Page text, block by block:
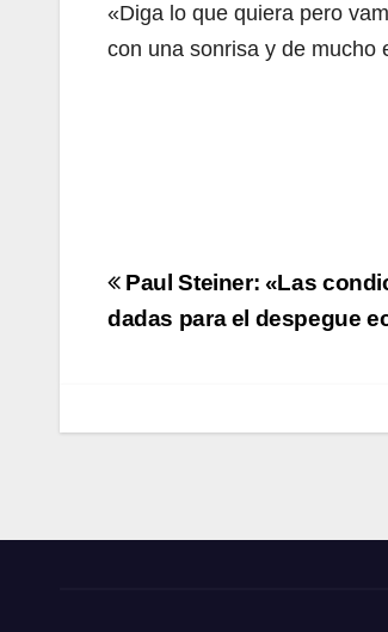
«Diga lo que quiera pero
con una sonrisa y de mucho
Navegación
de
Paul Steiner: «Las
dadas para el despegue